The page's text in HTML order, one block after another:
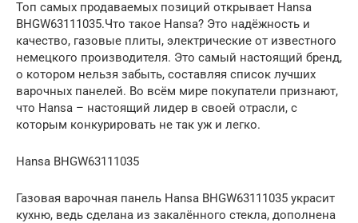
Топ самых продаваемых позиций открывает Hansa
BHGW63111035.Что такое Hansa? Это надёжность и
качество, газовые плиты, электрические от известного
немецкого производителя. Это самый настоящий бренд,
о котором нельзя забыть, составляя список лучших
варочных панелей. Во всём мире покупатели признают,
что Hansa – настоящий лидер в своей отрасли, с
которым конкурировать не так уж и легко.
Hansa BHGW63111035
Газовая варочная панель Hansa BHGW63111035 украсит
кухню, ведь сделана из закалённого стекла, дополнена